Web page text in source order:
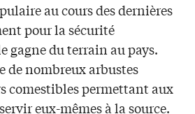
au cours des dernières
pour la sécurité
gagne du terrain au pays.
de nombreux arbustes
comestibles permettant aux
eux-mêmes à la source.